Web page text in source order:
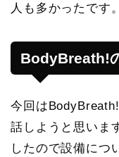
人も多かったです。
BodyBreath!
今回は
話しようと思いま
したので設備につ